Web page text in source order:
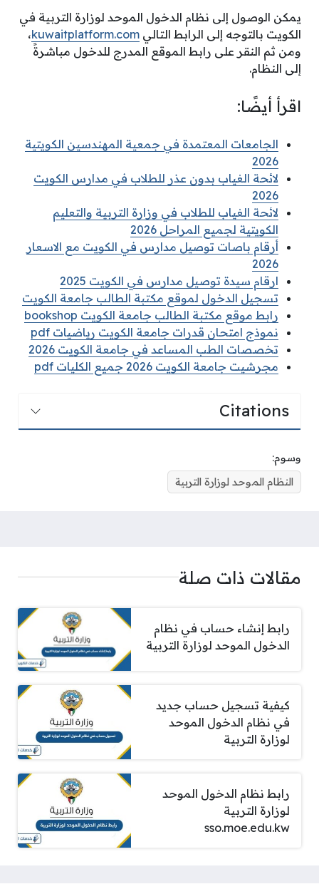
يمكن الوصول إلى نظام الدخول الموحد لوزارة التربية في
الكويت بالتوجه إلى الرابط التالي kuwaitplatform.com،
ومن ثم النقر على رابط الموقع المدرج للدخول مباشرةً
إلى النظام.
اقرأ أيضًا:
الجامعات المعتمدة في جمعية المهندسين الكويتية
2026
لائحة الغياب بدون عذر للطلاب في مدارس الكويت
2026
لائحة الغياب للطلاب في وزارة التربية والتعليم
الكويتية لجميع المراحل 2026
أرقام باصات توصيل مدارس في الكويت مع الاسعار
2026
ارقام سيدة توصيل مدارس في الكويت 2025
تسجيل الدخول لموقع مكتبة الطالب جامعة الكويت
رابط موقع مكتبة الطالب جامعة الكويت bookshop
نموذج امتحان قدرات جامعة الكويت رياضيات pdf
تخصصات الطب المساعد في جامعة الكويت 2026
مجرشيت جامعة الكويت 2026 جميع الكليات pdf
Citations
وسوم:
النظام الموحد لوزارة التربية
مقالات ذات صلة
رابط إنشاء حساب في نظام
الدخول الموحد لوزارة التربية
كيفية تسجيل حساب جديد
في نظام الدخول الموحد
لوزارة التربية
رابط نظام الدخول الموحد
لوزارة التربية
sso.moe.edu.kw